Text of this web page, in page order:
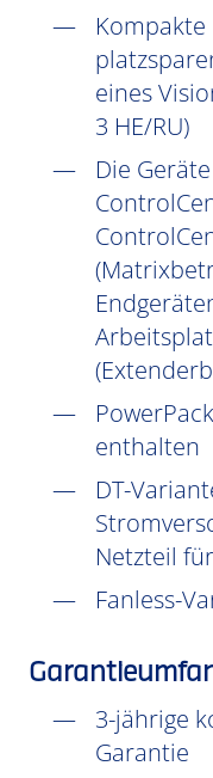
eines
3 HE/RU)
Die
enthalten
DT-
Netzteil
Fanless-
3-jährige
Garantie